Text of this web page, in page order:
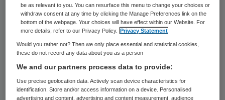
interne Hix-systeem naar het externe
Zorgdomeinsysteem.
De afdeling ICT van Saxenburgh en
leverancier Tingk hebben daarvoor een
robot ontwikkelddie geautomatiseerde
be as relevant to you. You can resurface this menu to change your choices or
withdraw consent at any time by clicking the Manage Preferences link on the
bottom of the webpage. Your choices will have effect within our Website. For
more details, refer to our Privacy Policy.
Privacy Statement
Would you rather not? Then we only place essential and statistical cookies,
these do not record any data about you as a person
We and our partners process data to provide:
Use precise geolocation data. Actively scan device characteristics for
identification. Store and/or access information on a device. Personalised
advertising and content, advertising and content measurement, audience